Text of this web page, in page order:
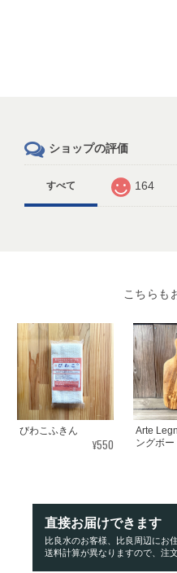
ショップの評価
すべて 164
こちらも
びわこふきん
¥550
Arte
ングボ
直接お届けできます
比良水のお客様、比良周辺にお
送料計算が異なりますので、注